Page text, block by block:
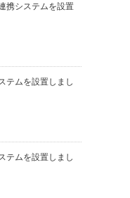
携システムを設置
テムを設置しまし
テムを設置しまし